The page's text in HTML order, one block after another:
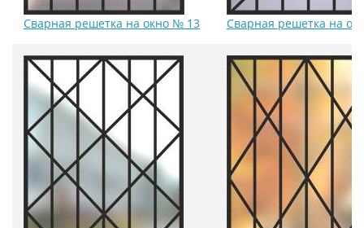
Сварная решетка на окно № 13 Сварная решетка на